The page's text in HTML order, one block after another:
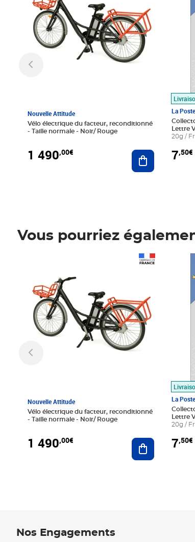
Nouvelle Attitude
Vélo électrique du facteur, reconditionné
- Taille normale - Noir/ Rouge
1 490,00€ Ajouter au
La Poste
Lettre
20g /
7,50€
Vous pourriez
Nouvelle Attitude
Vélo électrique du facteur, reconditionné
- Taille normale - Noir/ Rouge
1 490,00€ Ajouter au
La Poste
Lettre
20g /
7,50€
Prix
Nos Engagements